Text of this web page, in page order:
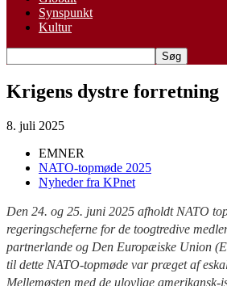
Synspunkt
Kultur
Krigens dystre forretning
8. juli 2025
EMNER
NATO-topmøde 2025
Nyheder fra KPnet
Den 24. og 25. juni 2025 afholdt NATO
regeringscheferne for de toogtredive
partnerlande og Den Europæiske Union
til dette NATO-topmøde var præget af
Mellemøsten med de ulovlige amerikansk-